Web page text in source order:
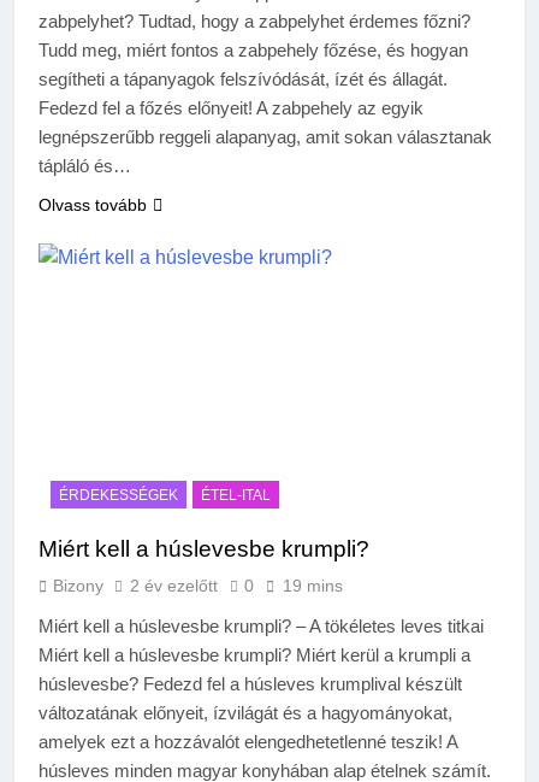
zabpelyhet? Tudtad, hogy a zabpelyhet érdemes főzni?
Tudd meg, miért fontos a zabpehely főzése, és hogyan
segítheti a tápanyagok felszívódását, ízét és állagát.
Fedezd fel a főzés előnyeit! A zabpehely az egyik
legnépszerűbb reggeli alapanyag, amit sokan választanak
tápláló és…
Olvass tovább
ÉRDEKESSÉGEK ÉTEL-ITAL
Miért kell a húslevesbe krumpli?
Bizony 2 év ezelőtt 0 19 mins
Miért kell a húslevesbe krumpli? – A tökéletes leves titkai
Miért kell a húslevesbe krumpli? Miért kerül a krumpli a
húslevesbe? Fedezd fel a húsleves krumplival készült
változatának előnyeit, ízvilágát és a hagyományokat,
amelyek ezt a hozzávalót elengedhetetlenné teszik! A
húsleves minden magyar konyhában alap ételnek számít.